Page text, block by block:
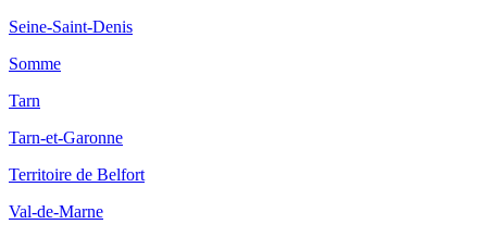
Seine-Saint-Denis
Somme
Tarn
Tarn-et-Garonne
Territoire de Belfort
Val-de-Marne